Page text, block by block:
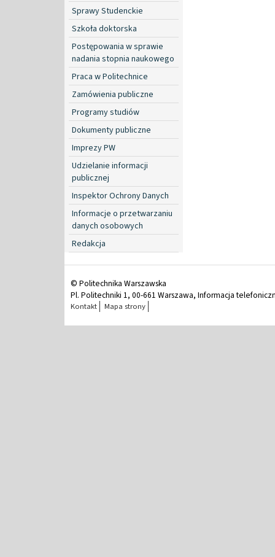
Sprawy Studenckie
Szkoła doktorska
Postępowania w sprawie
nadania stopnia naukowego
Praca w Politechnice
Zamówienia publiczne
Programy studiów
Dokumenty publiczne
Imprezy PW
Udzielanie informacji
publicznej
Inspektor Ochrony Danych
Informacje o przetwarzaniu
danych osobowych
Redakcja
© Politechnika Warszawska
Pl. Politechniki 1, 00-661 Warszawa, Informacja
Kontakt Mapa strony